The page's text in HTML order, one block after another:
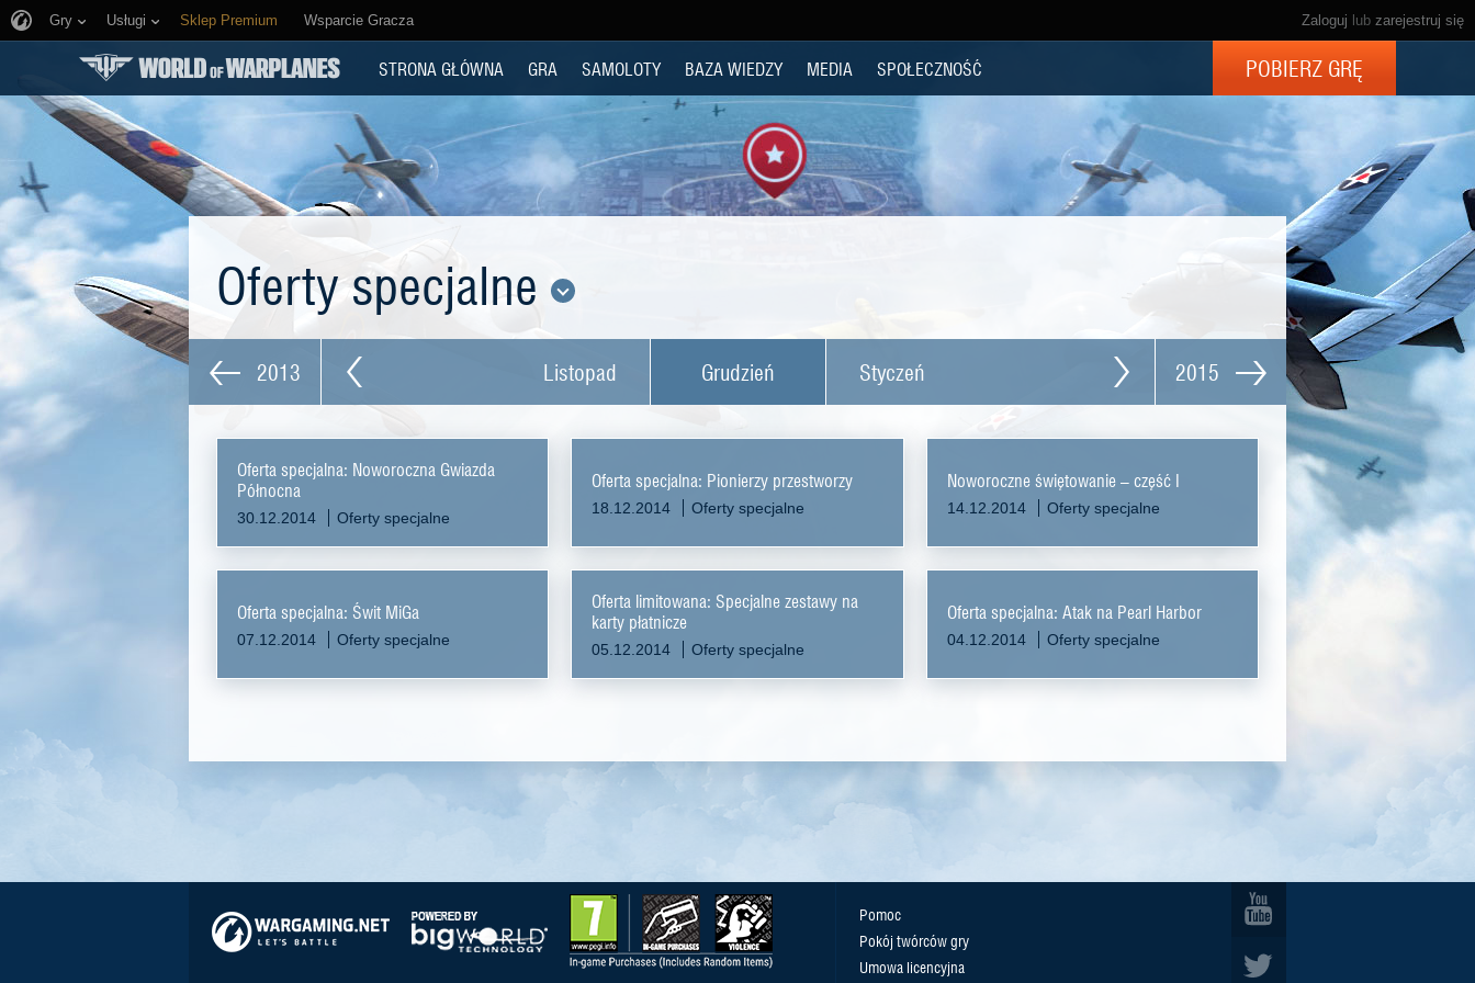
Zaloguj lub zarejestruj się
Gry Usługi Sklep Premium Wsparcie Gracza
STRONA GŁÓWNA GRA SAMOLOTY BAZA WIEDZY MEDIA SPOŁECZNOŚĆ POBIERZ GRĘ
Oferty specjalne
2013 Listopad Grudzień Styczeń 2015
Oferta specjalna: Noworoczna Gwiazda
Północna
30.12.2014 Oferty specjalne
Oferta specjalna: Pionierzy przestworzy
18.12.2014 Oferty specjalne
Noworoczne świętowanie – część I
14.12.2014 Oferty specjalne
Oferta specjalna: Świt MiGa
07.12.2014 Oferty specjalne
Oferta limitowana: Specjalne zestawy na
karty płatnicze
05.12.2014 Oferty specjalne
Oferta specjalna: Atak na Pearl Harbor
04.12.2014 Oferty specjalne
Pomoc
Pokój twórców gry
Umowa licencyjna